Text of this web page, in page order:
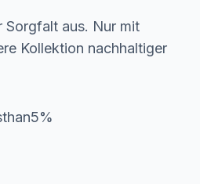
Sorgfalt aus. Nur mit
Kollektion nachhaltiger